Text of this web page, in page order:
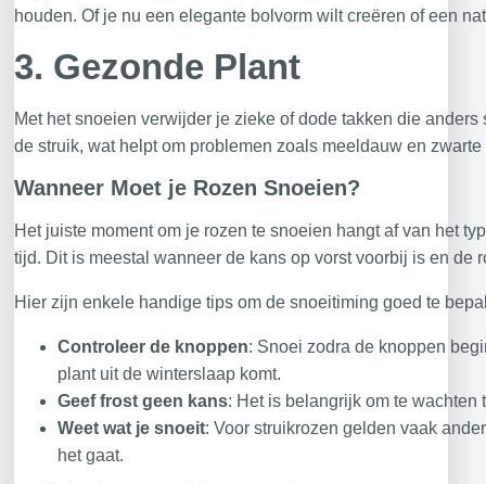
houden. Of je nu een elegante bolvorm wilt creëren of een
3. Gezonde Plant
Met het snoeien verwijder je zieke of dode takken die
de struik, wat helpt om problemen zoals meeldauw en
Wanneer Moet je Rozen Snoeien?
Het juiste moment om je rozen te snoeien hangt af van het
tijd. Dit is meestal wanneer de kans op vorst voorbij is en de
Hier zijn enkele handige tips om de snoeitiming goed te
Controleer de knoppen: Snoei zodra de knoppen
plant uit de winterslaap komt.
Geef frost geen kans: Het is belangrijk om te wachten
Weet wat je snoeit: Voor struikrozen gelden vaak
het gaat.